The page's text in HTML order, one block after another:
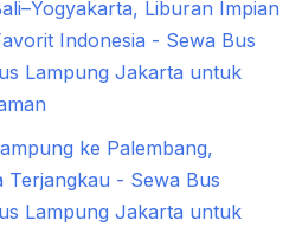
Liburan Impian
Indonesia - Sewa Bus
Lampung Jakarta untuk
ke Palembang,
- Sewa Bus
Lampung Jakarta untuk